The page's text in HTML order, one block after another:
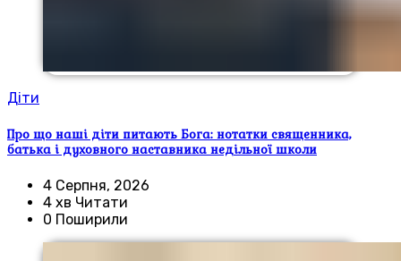
Діти
Про що наші діти питають Бога: нотатки священника,
батька і духовного наставника недільної школи
4 Серпня, 2026
4 хв Читати
0 Поширили